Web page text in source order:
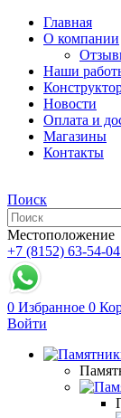
Главная
О компании
Наши
Новости
Оплата и
Магазины
Контакты
Поиск
Местоположение
+7 (8152) 63-54-04
0 Избранное 0
Войти